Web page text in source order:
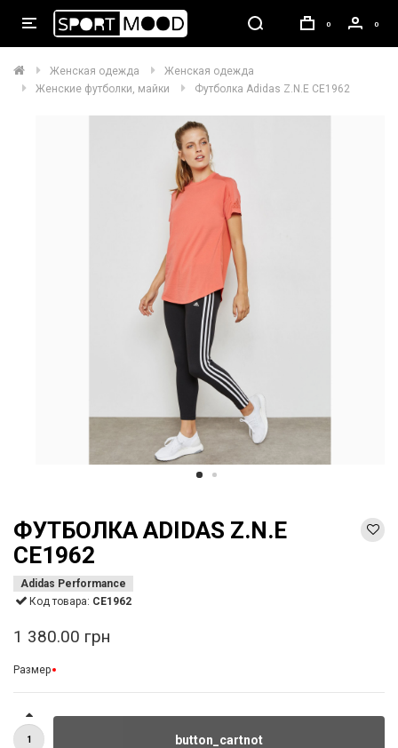
0 0
Женская одежда
Женская одежда
Женские футболки, майки
Футболка Adidas Z.N.E CE1962
ФУТБОЛКА ADIDAS Z.N.E
CE1962
Adidas Performance
Код товара: CE1962
1 380.00 грн
Размер
button_cartnot